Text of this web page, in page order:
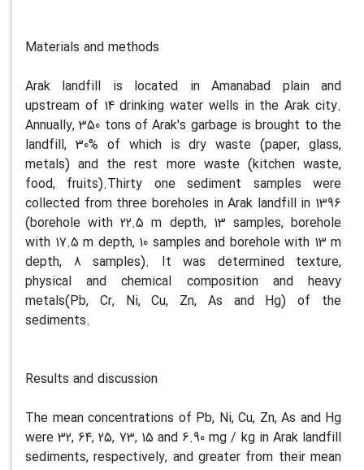
Materials and methods
Arak landfill is located in Amanabad plain and
upstream of 14 drinking water wells in the Arak city.
Annually, 350 tons of Arak's garbage is brought to the
landfill, 30% of which is dry waste (paper, glass,
metals) and the rest more waste (kitchen waste,
food, fruits).Thirty one sediment samples were
collected from three boreholes in Arak landfill in 1396
(borehole with 22.5 m depth, 13 samples, borehole
with 17.5 m depth, 10 samples and borehole with 13 m
depth, 8 samples). It was determined texture,
physical and chemical composition and heavy
metals(Pb, Cr, Ni, Cu, Zn, As and Hg) of the
sediments.
Results and discussion
The mean concentrations of Pb, Ni, Cu, Zn, As and Hg
were 32, 64, 25, 73, 15 and 6.90 mg / kg in Arak landfill
sediments, respectively, and greater from their mean